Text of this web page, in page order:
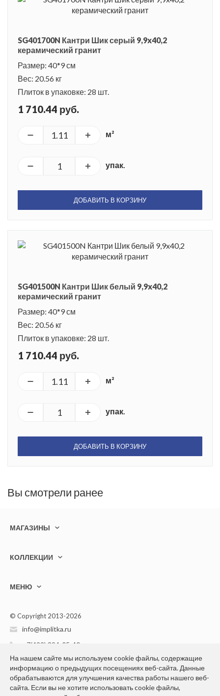
SG401700N Кантри Шик серый 9,9x40,2
керамический гранит
Размер: 40*9 см
Вес: 20.56 кг
Плиток в упаковке: 28 шт.
1 710.44 руб.
м²
упак.
ДОБАВИТЬ В КОРЗИНУ
SG401500N Кантри Шик белый 9,9x40,2
керамический гранит
Размер: 40*9 см
Вес: 20.56 кг
Плиток в упаковке: 28 шт.
1 710.44 руб.
м²
упак.
ДОБАВИТЬ В КОРЗИНУ
Вы смотрели ранее
МАГАЗИНЫ
КОЛЛЕКЦИИ
МЕНЮ
© Copyright 2013-2026
info@implitka.ru
+7(499) 394-05-40
На нашем сайте мы используем cookie файлы, содержащие
информацию о предыдущих посещениях веб-сайта. Данные
обрабатываются для улучшения качества работы нашего веб-
сайта. Если вы не хотите использовать cookie файлы,